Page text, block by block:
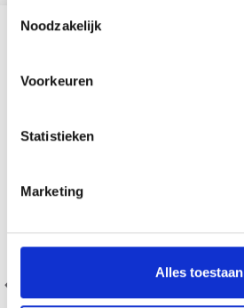
Noodzakelijk
Voorkeuren
Statistieken
Marketing
Alles toestaan
D'AUTRES ONT ÉGALEMENT